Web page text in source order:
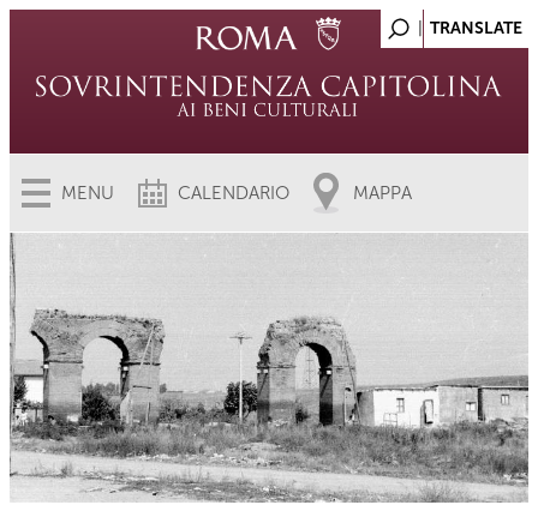
MENU CALENDARIO MAPPA